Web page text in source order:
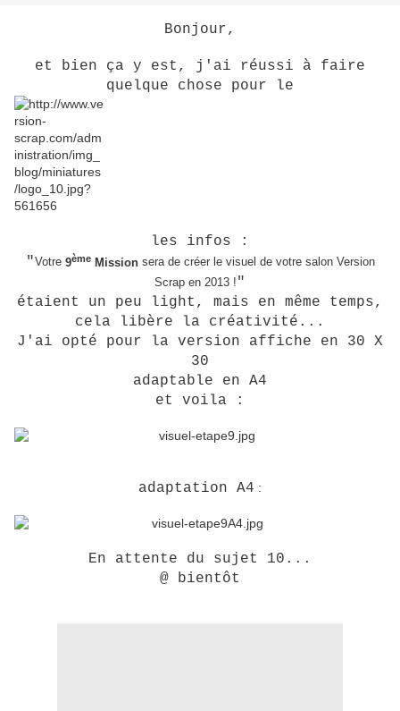
Bonjour,
et bien ça y est, j'ai réussi à faire
quelque chose pour le
les infos :
"Votre 9èmeMissionsera de créer le visuel de votre salon Version
Scrap en 2013 ! "
étaient un peu light, mais en même temps,
cela libère la créativité...
J'ai opté pour la version affiche en 30 X
30
adaptable en A4
et voila :
adaptation A4 :
En attente du sujet 10...
@ bientôt